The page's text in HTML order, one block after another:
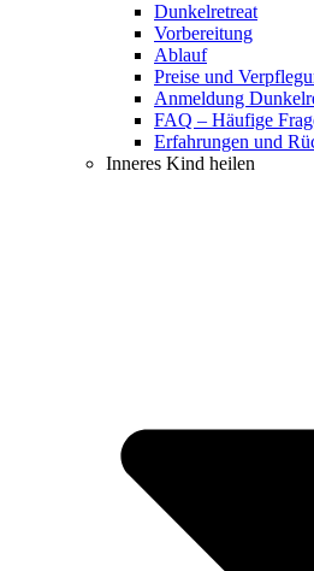
Dunkelretreat
Vorbereitung
Ablauf
Preise und
Anmeldung
FAQ – Häufige
Erfahrungen und
Inneres Kind heilen